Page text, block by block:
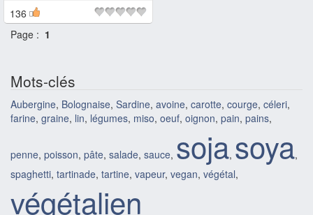
136
Page : 1
Mots-clés
Aubergine, Bolognaise, Sardine, avoine, carotte, courge, céleri,
farine, graine, lin, légumes, miso, oeuf, oignon, pain, pains,
penne, poisson, pâte, salade, sauce, soja, soya,
spaghetti, tartinade, tartine, vapeur, vegan, végétal,
végétalien